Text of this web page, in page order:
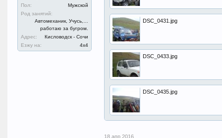
Пол:
Мужской
Род занятий:
Автомеханик, Учусь,…
работаю за бугром.
Адрес:
Кисловодск - Сочи
Езжу на:
4х4
DSC_0431.jpg
DSC_0433.jpg
DSC_0435.jpg
18 апр 2016